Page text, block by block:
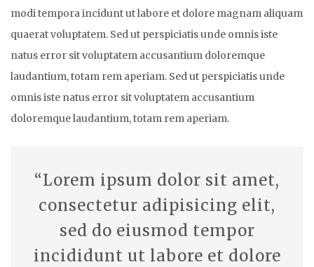
modi tempora incidunt ut labore et dolore magnam aliquam
quaerat voluptatem. Sed ut perspiciatis unde omnis iste
natus error sit voluptatem accusantium doloremque
laudantium, totam rem aperiam. Sed ut perspiciatis unde
omnis iste natus error sit voluptatem accusantium
doloremque laudantium, totam rem aperiam.
“Lorem ipsum dolor sit amet,
consectetur adipisicing elit,
sed do eiusmod tempor
incididunt ut labore et dolore